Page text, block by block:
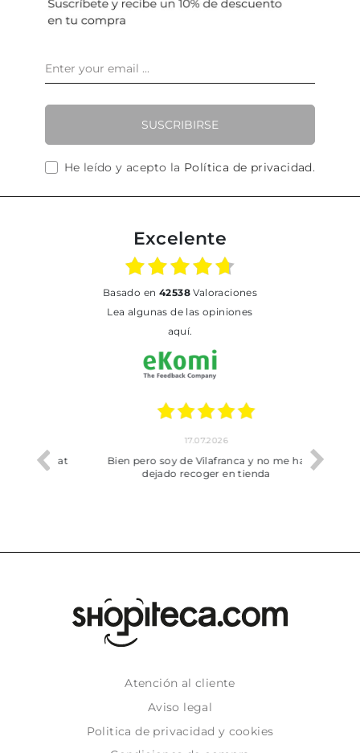
SUSCRIBIRSE
He leído y acepto la Política de privacidad.
Excelente
basado en 42538Valoraciones
Lea algunas de las opiniones
aquí.
trobat
17.07.2026
Bien pero soy de Vilafranca y no me ha
dejado recoger en tienda
Atención al cliente
Aviso legal
Politica de privacidad y cookies